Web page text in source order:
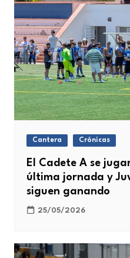
Cantera Crónicas
El Cadete A se
última jornada y
siguen ganando
25/05/2026